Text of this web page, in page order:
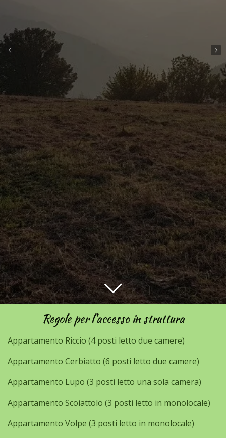
Regole per l'accesso in struttura
Appartamento Riccio (4 posti letto due camere)
Appartamento Cerbiatto (6 posti letto due camere)
Appartamento Lupo (3 posti letto una sola camera)
Appartamento Scoiattolo (3 posti letto in monolocale)
Appartamento Volpe (3 posti letto in monolocale)